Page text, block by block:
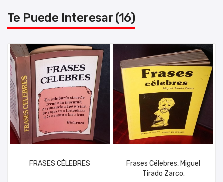
Te Puede Interesar (16)
FRASES CÉLEBRES
Frases Célebres, Miguel
Tirado Zarco.